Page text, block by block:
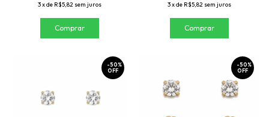
3xde R$5,82 sem juros
3xde R$5,82 sem juros
-50%
OFF
-50%
OFF